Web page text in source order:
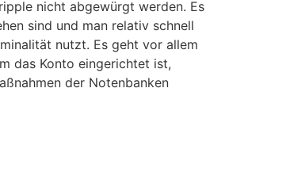
nicht abgewürgt werden. Es
sind und man relativ schnell
nutzt. Es geht vor allem
das Konto eingerichtet ist,
der Notenbanken